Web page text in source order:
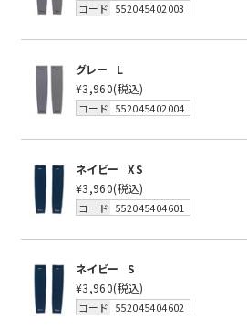
コード 552045402003
グレー
L
¥3,960(税込)
コード 552045402004
ネイビー
XS
¥3,960(税込)
コード 552045404601
ネイビー
S
¥3,960(税込)
コード 552045404602